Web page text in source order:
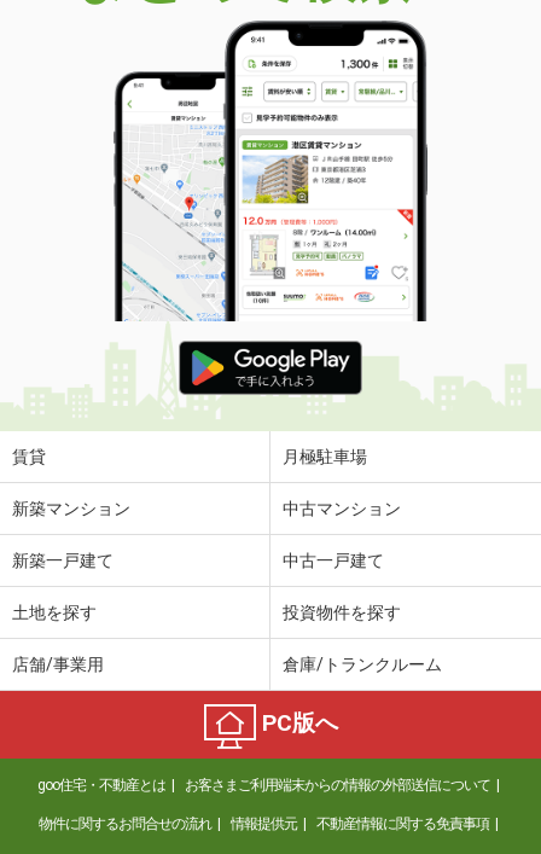
賃貸 月極駐車場
新築マンション 中古マンション
新築一戸建て 中古一戸建て
土地を探す 投資物件を探す
店舗/事業用 倉庫/トランクルーム
PC版へ
goo住宅・不動産とは お客さまご利用端末からの情報の外部送信について
物件に関するお問合せの流れ 情報提供元 不動産情報に関する免責事項